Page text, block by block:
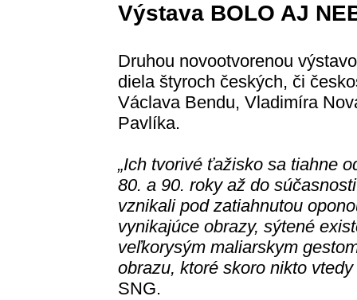
Výstava BOLO AJ
Druhou novootvorenou
diela štyroch českých, či
Václava Bendu, Vladimíra
Pavlíka.
„Ich tvorivé ťažisko sa tiahne
80. a 90. roky až do
vznikali pod zatiahnutou
vynikajúce obrazy, sýtené
veľkorysým maliarskym
obrazu, ktoré skoro nikto
SNG.